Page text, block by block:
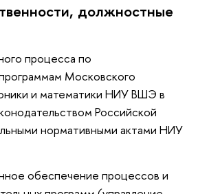
должностные
процесса по
Московского
и математики НИУ ВШЭ в
Российской
нормативными актами НИУ
обеспечение процессов и